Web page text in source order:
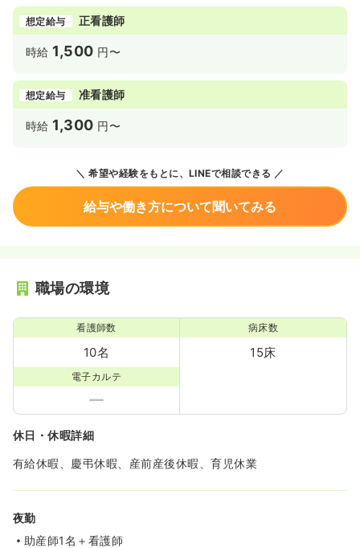
想定給与 正看護師
時給 1,500 円〜
想定給与 准看護師
時給 1,300 円〜
希望や経験をもとに、LINEで相談できる
給与や働き方について聞いてみる
職場の環境
看護師数
10名
病床数
15床
電子カルテ
休日・休暇詳細
有給休暇、慶弔休暇、産前産後休暇、育児休業
夜勤
助産師1名＋看護師